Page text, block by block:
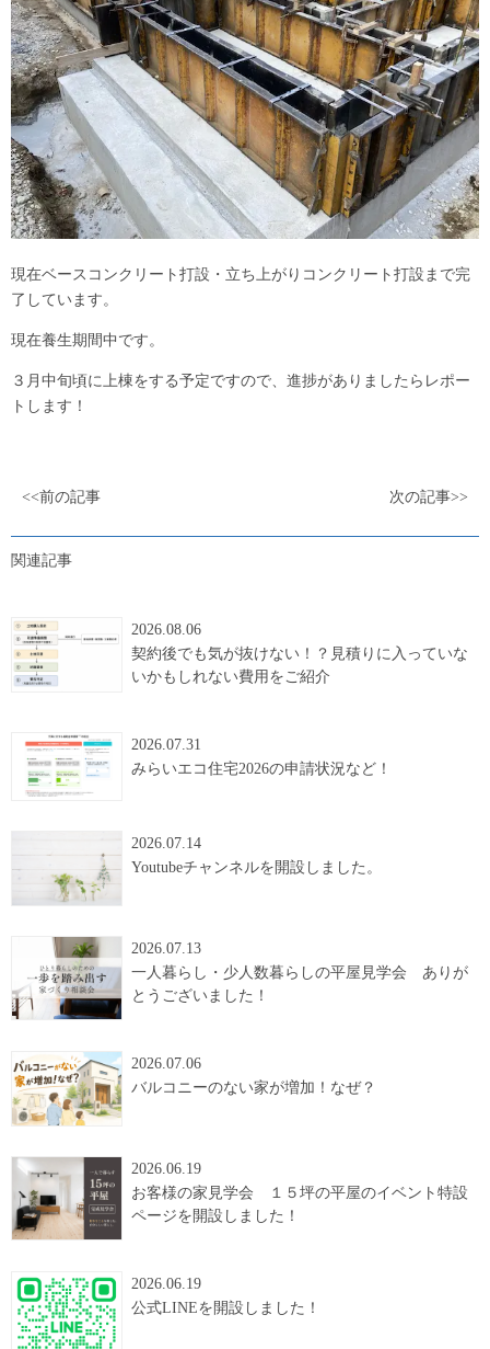
現在ベースコンクリート打設・立ち上がりコンクリート打設まで完
了しています。
現在養生期間中です。
３月中旬頃に上棟をする予定ですので、進捗がありましたらレポー
トします！
<<前の記事 次の記事>>
関連記事
2026.08.06
契約後でも気が抜けない！？見積りに入っていな
いかもしれない費用をご紹介
2026.07.31
みらいエコ住宅2026の申請状況など！
2026.07.14
Youtubeチャンネルを開設しました。
2026.07.13
一人暮らし・少人数暮らしの平屋見学会 ありが
とうございました！
2026.07.06
バルコニーのない家が増加！なぜ？
2026.06.19
お客様の家見学会 １５坪の平屋のイベント特設
ページを開設しました！
2026.06.19
公式LINEを開設しました！